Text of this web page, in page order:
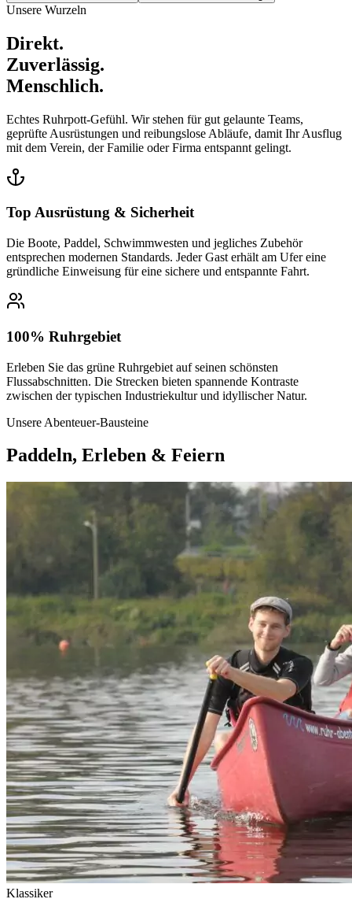
Unsere Wurzeln
Direkt.
Zuverlässig.
Menschlich.
Echtes Ruhrpott-Gefühl. Wir stehen für gut gelaunte Teams,
geprüfte Ausrüstungen und reibungslose Abläufe, damit Ihr Ausflug
mit dem Verein, der Familie oder Firma entspannt gelingt.
Top Ausrüstung & Sicherheit
Die Boote, Paddel, Schwimmwesten und jegliches Zubehör
entsprechen modernen Standards. Jeder Gast erhält am Ufer eine
gründliche Einweisung für eine sichere und entspannte Fahrt.
100% Ruhrgebiet
Erleben Sie das grüne Ruhrgebiet auf seinen schönsten
Flussabschnitten. Die Strecken bieten spannende Kontraste
zwischen der typischen Industriekultur und idyllischer Natur.
Unsere Abenteuer-Bausteine
Paddeln, Erleben & Feiern
Klassiker